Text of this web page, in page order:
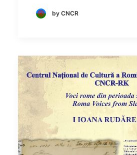
by CNCR